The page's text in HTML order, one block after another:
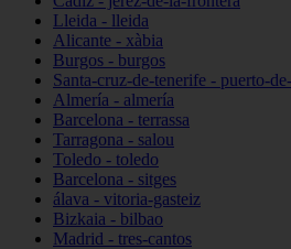
Lleida - lleida
Alicante - xàbia
Burgos - burgos
Santa-cruz-de-tenerife - puerto-
Almería - almería
Barcelona - terrassa
Tarragona - salou
Toledo - toledo
Barcelona - sitges
álava - vitoria-gasteiz
Bizkaia - bilbao
Madrid - tres-cantos